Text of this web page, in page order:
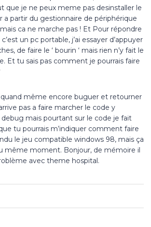
que je ne peux meme pas desinstaller le
a partir du gestionnaire de périphérique
ca ne marche pas ! Et Pour répondre
un pc portable, j’ai essayer d’appuyer
de faire le ‘ bourin ‘ mais rien n’y fait le
Et tu sais pas comment je pourrais faire
même encore buguer et retourner
pas a faire marcher le code y
mais pourtant sur le code je fait
tu pourrais m’indiquer comment faire
le jeu compatible windows 98, mais ça
même moment. Bonjour, de mémoire il
avec theme hospital.